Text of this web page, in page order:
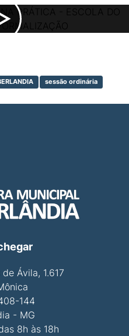
sessão ordinária
Ávila, 1.617
144
- MG
8h às 18h